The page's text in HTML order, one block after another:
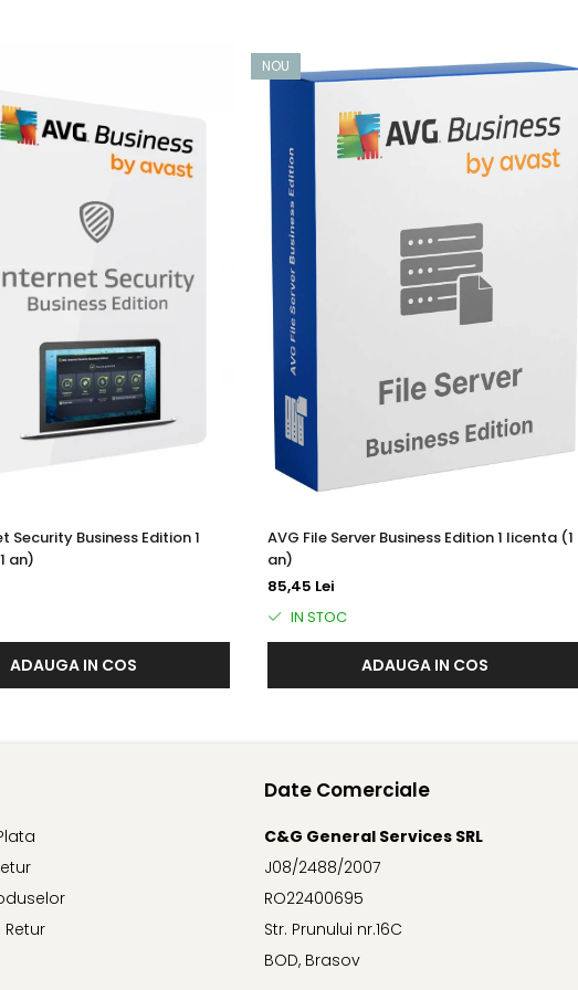
manipularea, ștergerea sau criptarea fișierelor din folderele
comportamente suspecte care pot indica coduri malițioase și
module vă oferă liniștea că datele dvs. critice pentru afaceri sunt
ajută la blocarea încercărilor de acces nedorite, la stoparea
datele sensibile să părăsească calculatoarele dvs. Firewall-ul
dvs. de afaceri împotriva manipulării și transmiterii neautorizate.
lor.
online a angajaților dvs., acreditările de conectare și
să acceseze camerele web de pe PC-urile Windows ale angajaților
browser.
DNS (Domain Name System), astfel încât aceștia să poată ajunge
ce afacerea dvs. crește, cresc și nevoile dvs. de securitate.
de administrare online - oricând și de oriunde.
Security Business Edition 1
an)
ADAUGA IN COS
NOU
AVG File Server Business Edition 1 licenta (1
an)
85,45 Lei
IN STOC
ADAUGA IN COS
Date Comerciale
C&G General Services SRL
J08/2488/2007
RO22400695
Str. Prunului nr.16C
BOD, Brasov